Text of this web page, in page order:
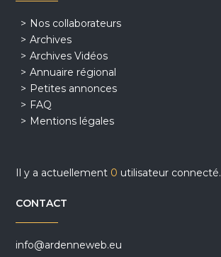
Nos collaborateurs
Archives
Archives Vidéos
Annuaire régional
Petites annonces
FAQ
Mentions légales
Il y a actuellement 0 utilisateur connecté.
CONTACT
info@ardenneweb.eu